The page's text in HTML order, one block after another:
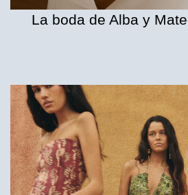
La boda de Alba y